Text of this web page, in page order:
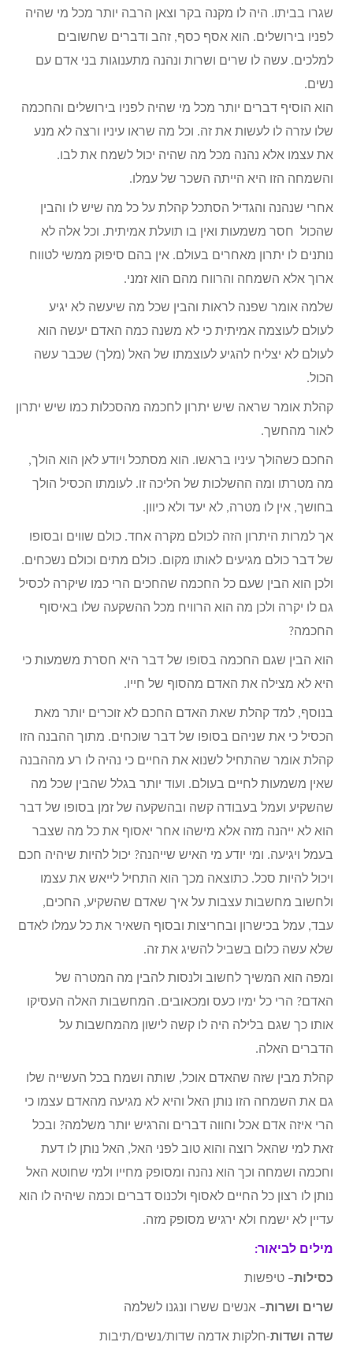
שגרו בביתו. היה לו מקנה בקר וצאן הרבה יותר מכל מי שהיה
לפניו בירושלים. הוא אסף כסף, זהב ודברים שחשובים
למלכים. עשה לו שרים ושרות ונהנה מתענוגות בני אדם עם
נשים.
הוא הוסיף דברים יותר מכל מי שהיה לפניו בירושלים והחכמה
שלו עזרה לו לעשות את זה. וכל מה שראו עיניו ורצה לא מנע
את עצמו אלא נהנה מכל מה שהיה יכול לשמח את לבו.
והשמחה הזו היא הייתה השכר של עמלו.
אחרי שנהנה והגדיל הסתכל קהלת על כל מה שיש לו והבין
שהכול חסר משמעות ואין בו תועלת אמיתית. וכל אלה לא
נותנים לו יתרון מאחרים בעולם. אין בהם סיפוק ממשי לטווח
ארוך אלא השמחה והרווח מהם הוא זמני.
שלמה אומר שפנה לראות והבין שכל מה שיעשה לא יגיע
לעולם לעוצמה אמיתית כי לא משנה כמה האדם יעשה הוא
לעולם לא יצליח להגיע לעוצמתו של האל (מלך) שכבר עשה
הכול.
קהלת אומר שראה שיש יתרון לחכמה מהסכלות כמו שיש יתרון
לאור מהחשך.
החכם כשהולך עיניו בראשו. הוא מסתכל ויודע לאן הוא הולך,
מה מטרתו ומה ההשלכות של הליכה זו. לעומתו הכסיל הולך
בחושך, אין לו מטרה, לא יעד ולא כיוון.
אך למרות היתרון הזה לכולם מקרה אחד. כולם שווים ובסופו
של דבר כולם מגיעים לאותו מקום. כולם מתים וכולם נשכחים.
ולכן הוא הבין שעם כל החכמה שהחכים הרי כמו שיקרה לכסיל
גם לו יקרה ולכן מה הוא הרוויח מכל ההשקעה שלו באיסוף
החכמה?
הוא הבין שגם החכמה בסופו של דבר היא חסרת משמעות כי
היא לא מצילה את האדם מהסוף של חייו.
בנוסף, למד קהלת שאת האדם החכם לא זוכרים יותר מאת
הכסיל כי את שניהם בסופו של דבר שוכחים. מתוך ההבנה הזו
קהלת אומר שהתחיל לשנוא את החיים כי נהיה לו רע מההבנה
שאין משמעות לחיים בעולם. ועוד יותר בגלל שהבין שכל מה
שהשקיע ועמל בעבודה קשה ובהשקעה של זמן בסופו של דבר
הוא לא ייהנה מזה אלא מישהו אחר יאסוף את כל מה שצבר
בעמל ויגיעה. ומי יודע מי האיש שייהנה? יכול להיות שיהיה חכם
ויכול להיות סכל. כתוצאה מכך הוא התחיל לייאש את עצמו
ולחשוב מחשבות עצבות על איך שאדם שהשקיע, החכים,
עבד, עמל בכישרון ובחריצות ובסוף השאיר את כל עמלו לאדם
שלא עשה כלום בשביל להשיג את זה.
ומפה הוא המשיך לחשוב ולנסות להבין מה המטרה של
האדם? הרי כל ימיו כעס ומכאובים. המחשבות האלה העסיקו
אותו כך שגם בלילה היה לו קשה לישון מהמחשבות על
הדברים האלה.
קהלת מבין שזה שהאדם אוכל, שותה ושמח בכל העשייה שלו
גם את השמחה הזו נותן האל והיא לא מגיעה מהאדם עצמו כי
הרי איזה אדם אכל וחווה דברים והרגיש יותר משלמה? ובכל
זאת למי שהאל רוצה והוא טוב לפני האל, האל נותן לו דעת
וחכמה ושמחה וכך הוא נהנה ומסופק מחייו ולמי שחוטא האל
נותן לו רצון כל החיים לאסוף ולכנוס דברים וכמה שיהיה לו הוא
עדיין לא ישמח ולא ירגיש מסופק מזה.
מילים לביאור:
כסילות– טיפשות
שרים ושרות– אנשים ששרו ונגנו לשלמה
שדה ושדות-חלקות אדמה שדות/נשים/תיבות